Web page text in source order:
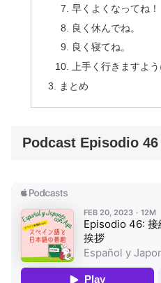
早くよくなってね！
良く休んでね。
良く寝てね。
上手く行きますよう
まとめ
Podcast Episodio 46